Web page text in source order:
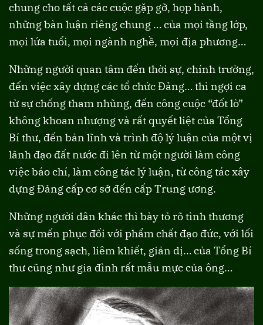
chung cho tất cả các cuộc gặp gỡ, họp hành,
những bàn luận riêng chung … của mọi tầng lớp,
mọi lứa tuổi, mọi ngành nghề, mọi địa phương…
Những người quan tâm đến thời sự, chính trường,
đến việc xây dựng các tổ chức Đảng… thì ngợi ca
từ sự chống tham nhũng, đến công cuộc “đốt lò”
không khoan nhượng và rất quyết liệt của Tổng
Bí thư, đến bản lĩnh và trình độ lý luận của một vị
lãnh đạo đất nước đi lên từ một người làm công
việc báo chí, làm công tác lý luận, từ công tác xây
dựng Đảng cấp cơ sở đến cấp Trung ương.
Những người dân khác thì bày tỏ rõ tình thương
và sự mến phục đối với phẩm chất đạo đức, với lối
sống trong sạch, liêm khiết, giản dị… của Tổng Bí
thư cũng như gia đình rất mẫu mực của ông…